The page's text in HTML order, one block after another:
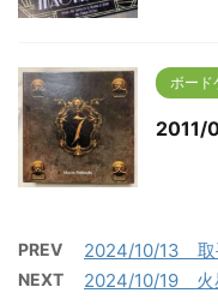
ボード
2011/
PREV 2024/10/13 取
NEXT 2024/10/19 火